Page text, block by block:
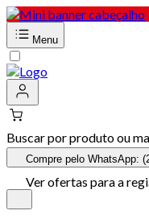
Menu
Buscar por produto ou
Compre pelo WhatsApp:
Ver ofertas para a